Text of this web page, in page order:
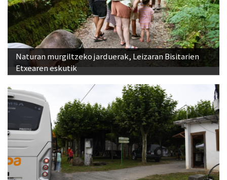
Naturan murgiltzeko jarduerak, Leizaran Bisitarien
Etxearen eskutik